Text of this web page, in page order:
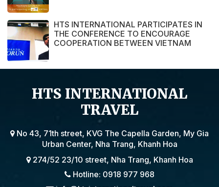
HTS INTERNATIONAL PARTICIPATES IN
THE CONFERENCE TO ENCOURAGE
COOPERATION BETWEEN VIETNAM
POLAND
HTS INTERNATIONAL
TRAVEL
No 43, 71th street, KVG The Capella Garden, My Gia
Urban Center, Nha Trang, Khanh Hoa
274/52 23/10 street, Nha Trang, Khanh Hoa
Hotline: 0918 977 968